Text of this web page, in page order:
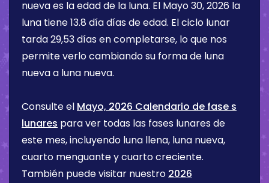
nueva es la edad de la luna. El Mayo 30, 2026 la
luna tiene13.8 díadías de edad. El ciclo lunar
tarda 29,53 días en completarse, lo que nos
permite verlo cambiando su forma de luna
nueva a luna nueva.
Consulte el Mayo, 2026 Calendario de fase s
lunares para ver todas las fases lunares de
este mes, incluyendo luna llena, luna nueva,
cuarto menguante y cuarto creciente.
También puede visitar nuestro 2026